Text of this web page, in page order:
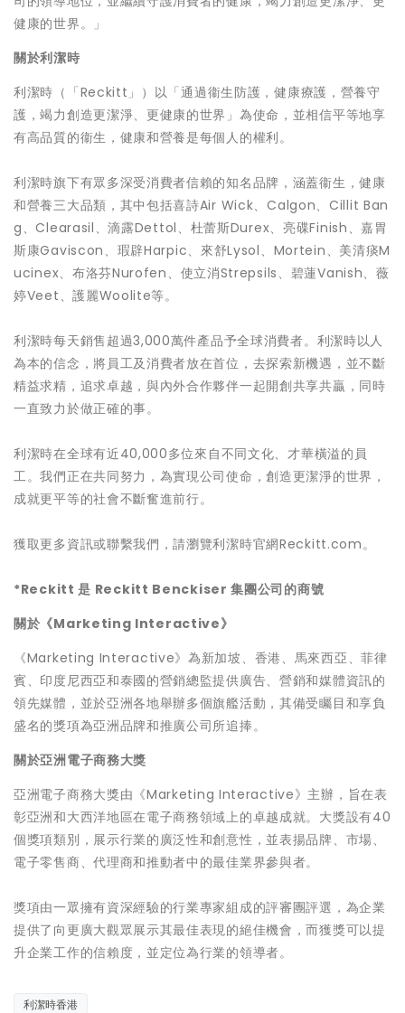
健康的世界。」
關於利潔時
利潔時（「Reckitt」）以「通過衞生防護，健康療護，營養守
護，竭力創造更潔淨、更健康的世界」為使命，並相信平等地享
有高品質的衞生，健康和營養是每個人的權利。
利潔時旗下有眾多深受消費者信賴的知名品牌，涵蓋衞生，健康
和營養三大品類，其中包括喜詩Air Wick、Calgon、Cillit Ban
g、Clearasil、滴露Dettol、杜蕾斯Durex、亮碟Finish、嘉胃
斯康Gaviscon、瑕辟Harpic、來舒Lysol、Mortein、美清痰M
ucinex、布洛芬Nurofen、使立消Strepsils、碧蓮Vanish、薇
婷Veet、護麗Woolite等。
利潔時每天銷售超過3,000萬件產品予全球消費者。利潔時以人
為本的信念，將員工及消費者放在首位，去探索新機遇，並不斷
精益求精，追求卓越，與內外合作夥伴一起開創共享共贏，同時
一直致力於做正確的事。
利潔時在全球有近40,000多位來自不同文化、才華橫溢的員
工。我們正在共同努力，為實現公司使命，創造更潔淨的世界，
成就更平等的社會不斷奮進前行。
獲取更多資訊或聯繫我們，請瀏覽利潔時官網Reckitt.com。
*Reckitt是 Reckitt Benckiser集團公司的商號
關於《Marketing Interactive》
《Marketing Interactive》為新加坡、香港、馬來西亞、菲律
賓、印度尼西亞和泰國的營銷總監提供廣告、營銷和媒體資訊的
領先媒體，並於亞洲各地舉辦多個旗艦活動，其備受矚目和享負
盛名的獎項為亞洲品牌和推廣公司所追捧。
關於亞洲電子商務大獎
亞洲電子商務大獎由《Marketing Interactive》主辦，旨在表
彰亞洲和大西洋地區在電子商務領域上的卓越成就。大獎設有40
個獎項類別，展示行業的廣泛性和創意性，並表揚品牌、市場、
電子零售商、代理商和推動者中的最佳業界參與者。
獎項由一眾擁有資深經驗的行業專家組成的評審團評選，為企業
提供了向更廣大觀眾展示其最佳表現的絕佳機會，而獲獎可以提
升企業工作的信賴度，並定位為行業的領導者。
利潔時香港